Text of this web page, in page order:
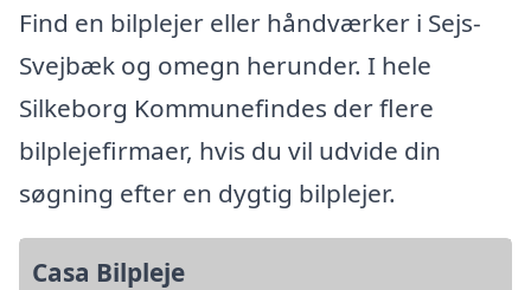
Find en bilplejer eller håndværker i Sejs-
Svejbæk og omegn herunder. I hele
Silkeborg Kommunefindes der flere
bilplejefirmaer, hvis du vil udvide din
søgning efter en dygtig bilplejer.
Casa Bilpleje